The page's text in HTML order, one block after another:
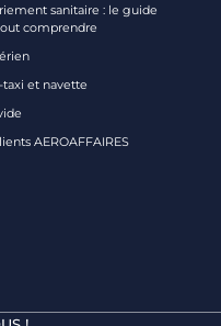
sanitaire : le guide
comprendre
taxi et navette
AEROAFFAIRES